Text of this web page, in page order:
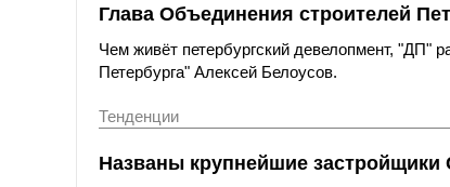
Глава Объединения строителей
Чем живёт петербургский девелопмент, "ДП"
Петербурга" Алексей Белоусов.
Тенденции
Названы крупнейшие застройщики